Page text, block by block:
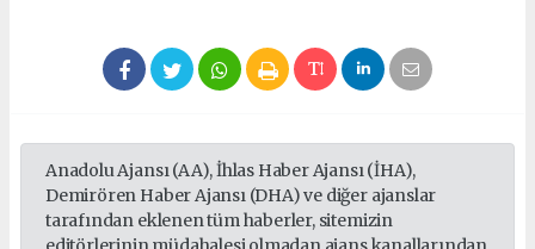
Anadolu Ajansı (AA), İhlas Haber Ajansı (İHA),
Demirören Haber Ajansı (DHA) ve diğer ajanslar
tarafından eklenen tüm haberler, sitemizin